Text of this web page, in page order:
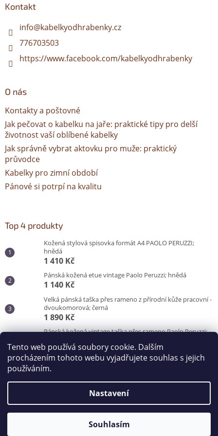
Tento web používá soubory cookie. Dalším
procházením tohoto webu vyjadřujete souhlas s jejich
používáním.
Nastavení
Souhlasím
Kontakt
info@kabelkyodhrabenky.cz
776703503
https://www.facebook.com/kabelkyodhrabenky
O nás
Kontakty a poštovné
Jak pečovat o kabelku na jaře: praktické tipy pro delší
životnost vaší oblíbené kabelky
Jak správně vybrat aktovku pro muže: praktický
průvodce
Kabelky pro zimní období
Pánové si potrpí na kvalitu
Top 4 produkty
Kožená stylová spisovka formát A4 PAOLO PERUZZI;
hnědá
1 410 Kč
Pánská kožená etue vintage Paolo Peruzzi; hnědá
1 140 Kč
Velká pánská taška přes rameno z přírodní kůže pracovní -
dvoukomorová; černá
1 890 Kč
Pánská kožená vintage taška přes rameno Paolo Peruzzi;
3 100 Kč
Vytvořil Shoptet
Copyright 2026Kabelky od Hraběnky. Všechna práva
vyhrazena.